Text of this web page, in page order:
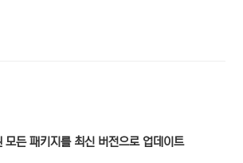
든 패키지를 최신 버전으로 업데이트